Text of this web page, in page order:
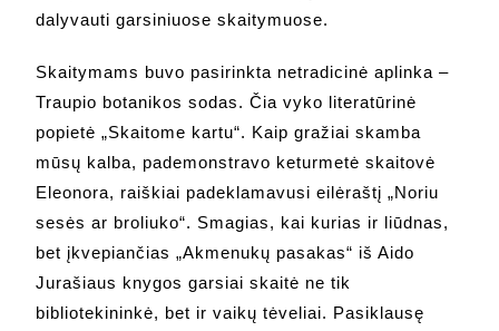
dalyvauti garsiniuose skaitymuose.
Skaitymams buvo pasirinkta netradicinė aplinka –
Traupio botanikos sodas. Čia vyko literatūrinė
popietė „Skaitome kartu“. Kaip gražiai skamba
mūsų kalba, pademonstravo keturmetė skaitovė
Eleonora, raiškiai padeklamavusi eilėraštį „Noriu
sesės ar broliuko“. Smagias, kai kurias ir liūdnas,
bet įkvepiančias „Akmenukų pasakas“ iš Aido
Jurašiaus knygos garsiai skaitė ne tik
bibliotekininkė, bet ir vaikų tėveliai. Pasiklausę